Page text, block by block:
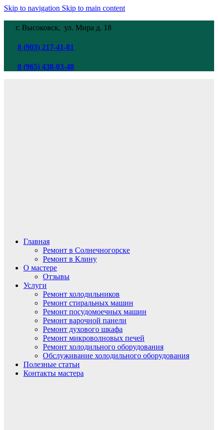
Skip to navigation Skip to main content
г. Высоковск, ул. Мира д. 18
8 (903) 217-41-81
8 (965) 438-03-48
Главная
Ремонт в Солнечногорске
Ремонт в Клину
О мастере
Отзывы
Услуги
Ремонт холодильников
Ремонт стиральных машин
Ремонт посудомоечных машин
Ремонт варочной панели
Ремонт духового шкафа
Ремонт микроволновых печей
Ремонт холодильного оборудования
Обслуживание холодильного оборудования
Полезные статьи
Контакты мастера